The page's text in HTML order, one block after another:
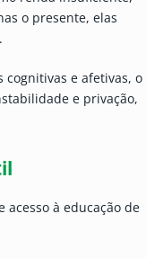
o presente, elas
cognitivas e afetivas, o
e privação,
acesso à educação de